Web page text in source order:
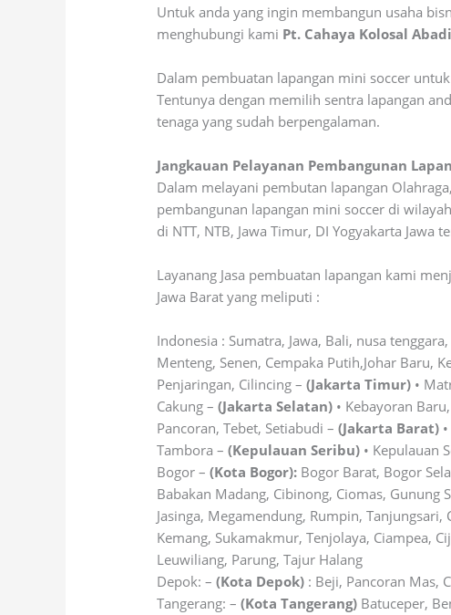
Untuk anda yang ingin membangun usaha
menghubungi kami Pt. Cahaya Kolosal Abadi
Dalam pembuatan lapangan mini soccer
Tentunya dengan memilih sentra lapangan
tenaga yang sudah berpengalaman.
Jangkauan Pelayanan Pembangunan
Dalam melayani pembutan lapangan
pembangunan lapangan mini soccer di
di NTT, NTB, Jawa Timur, DI Yogyakarta
Layanang Jasa pembuatan lapangan kami
Jawa Barat yang meliputi :
Indonesia : Sumatra, Jawa, Bali, nusa
Menteng, Senen, Cempaka Putih,Johar Baru,
Penjaringan, Cilincing –(Jakarta Timur) •
Cakung –(Jakarta Selatan) • Kebayoran
Pancoran, Tebet, Setiabudi –(Jakarta Barat)
Tambora –(Kepulauan Seribu) • Kepulauan
Bogor –(Kota Bogor): Bogor Barat, Bogor
Babakan Madang, Cibinong, Ciomas, Gunung
Jasinga, Megamendung, Rumpin, Tanjungsari,
Kemang, Sukamakmur, Tenjolaya, Ciampea,
Leuwiliang, Parung, Tajur Halang
Depok: –(Kota Depok) : Beji, Pancoran Mas,
Tangerang: –(Kota Tangerang) Batuceper,